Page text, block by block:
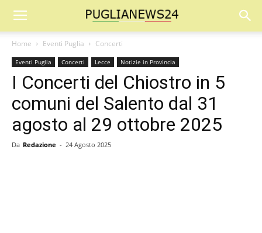
Home Eventi Puglia Concerti
Eventi Puglia Concerti Lecce Notizie in Provincia
I Concerti del Chiostro in 5
comuni del Salento dal 31
agosto al 29 ottobre 2025
Da Redazione - 24 Agosto 2025